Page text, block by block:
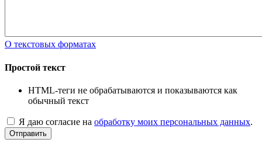
О текстовых форматах
Простой текст
HTML-теги не обрабатываются и показываются как
обычный текст
Я даю согласие на обработку моих персональных данных.
Отправить